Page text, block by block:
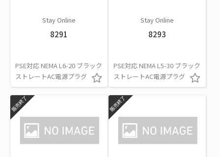
Stay Online
8291
PSE対応 NEMA L6-20 ブラック
ストレートAC電源プラグ
Stay Online
8293
PSE対応 NEMA L5-30 ブラック
ストレートAC電源プラグ
販売終了 販売終了